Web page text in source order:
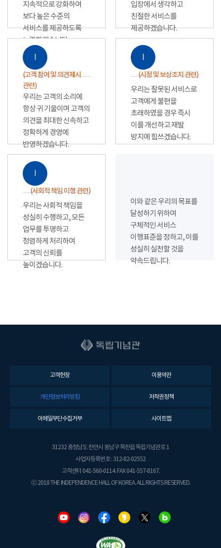
지속적으로 강화하여
보다 높은 수준의
서비스를 제공하도록
노력하겠습니다.
입장에서 생각하고
친절한 서비스를
제공하겠습니다.
Ⅰ
(고객 참여 및 의견제시
관련)
우리는 고객의 소리에
항상 귀 기울이며 고객의
의견을 최대한 신속하고
정확하게 경영에
반영하겠습니다.
Ⅰ
(시정 및 보상조치 관련)
우리는 잘못된 서비스로
고객에게 불편을
초래하였을 경우 즉시
이를 개선하고 재발
방지에 힘쓰겠습니다.
Ⅰ
(사회적 책임 이행 관련)
우리는 사회적 책임을
성실히 수행하고, 모든
업무를 투명하고
청렴하게 처리하여
고객의 신뢰를
높이겠습니다.
이와 같은 우리의 목표를
달성하기 위하여
구체적인 서비스
이행표준을 정하고, 이를
성실히 실천할 것을
약속드립니다.
고객헌장 이용약관
개인정보처리방침 저작권정책
이메일무단수집거부 사이트맵
31232 충청남도 천안시 동남구 목천읍 독립기념관로 1
사업자등록번호 : 312-82-02552
고객센터 041-560-0114. FAX 041-557-8167.
ⓒ 2018 THE INDEPENDENCE HALL OF KOREA. ALL RIGHTS RESERVED.